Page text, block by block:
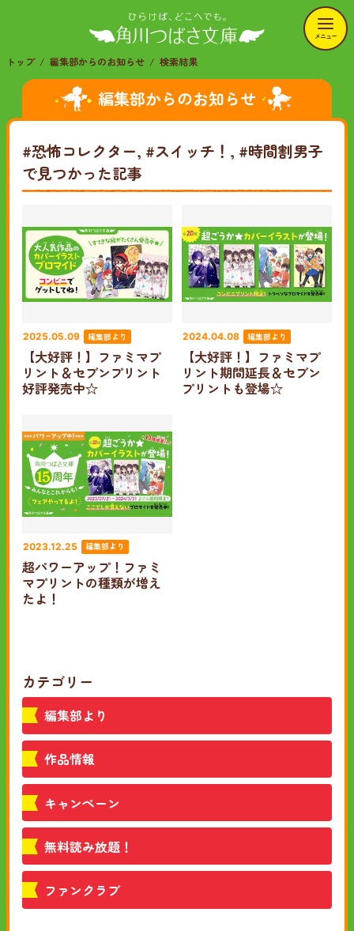
メニュー
トップ 編集部からのお知らせ 検索結果
編集部からのお知らせ
#恐怖コレクター, #スイッチ！, #時間割男子
で見つかった記事
2025.05.09 編集部より
【大好評！】ファミマプ
リント＆セブンプリント
好評発売中☆
2024.04.08 編集部より
【大好評！】ファミマプ
リント期間延長＆セブン
プリントも登場☆
2023.12.25 編集部より
超パワーアップ！ファミ
マプリントの種類が増え
たよ！
カテゴリー
編集部より
作品情報
キャンペーン
無料読み放題！
ファンクラブ